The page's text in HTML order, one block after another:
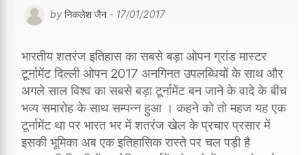
by निकलेश जैन - 17/01/2017
भारतीय शतरंज इतिहास का सबसे बड़ा ओपन ग्रांड मास्टर
टूर्नामेंट दिल्ली ओपन 2017 अनगिनत उपलब्धियों के साथ और
अगले साल विश्व का सबसे बड़ा टूर्नामेंट बन जाने के वादे के बीच
भव्य समारोह के साथ सम्पन्न हुआ । कहने को तो महज यह एक
टूर्नामेंट था पर भारत भर में शतरंज खेल के प्रचार प्रसार में
इसकी भूमिका अब एक इतिहासिक रास्ते पर चल पड़ी है